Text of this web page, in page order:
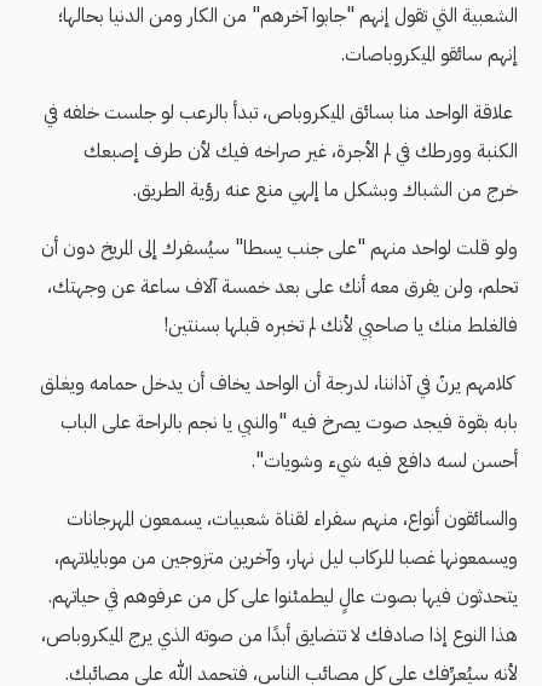
الشعبية التي تقول إنهم "جابوا آخرهم" من الكار ومن الدنيا بحالها؛
إنهم سائقو الميكروباصات.
علاقة الواحد منا بسائق الميكروباص، تبدأ بالرعب لو جلست خلفه في
الكنبة وورطك في لم الأجرة، غير صراخه فيك لأن طرف إصبعك
خرج من الشباك وبشكل ما إلهي منع عنه رؤية الطريق.
ولو قلت لواحد منهم "على جنب يسطا" سيُسفرك إلى المريخ دون أن
تحلم، ولن يفرق معه أنك على بعد خمسة آلاف ساعة عن وجهتك،
فالغلط منك يا صاحبي لأنك لم تخبره قبلها بسنتين!
كلامهم يرنّ في آذاننا، لدرجة أن الواحد يخاف أن يدخل حمامه ويغلق
بابه بقوة فيجد صوت يصرخ فيه "والنبي يا نجم بالراحة على الباب
أحسن لسه دافع فيه شيء وشويات".
والسائقون أنواع، منهم سفراء لقناة شعبيات، يسمعون المهرجانات
ويسمعونها غصبا للركاب ليل نهار، وآخرين متزوجين من موبايلاتهم،
يتحدثون فيها بصوت عالٍ ليطمئنوا على كل من عرفوهم في حياتهم.
هذا النوع إذا صادفك لا تتضايق أبدًا من صوته الذي يرج الميكروباص،
لأنه سيُعرِّفك على كل مصائب الناس، فتحمد الله على مصائبك.